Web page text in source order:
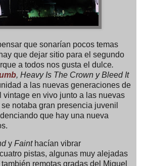
que sonarían pocos temas
que dejar sitio para el segundo
a todos nos gusta el dulce.
, Heavy Is The Crown y Bleed It
a las nuevas generaciones de
vintage en vivo junto a las nuevas
notaba gran presencia juvenil
que hay una nueva
y Fainthacían vibrar
pistas, algunas muy alejadas
remotas gradas del Miguel